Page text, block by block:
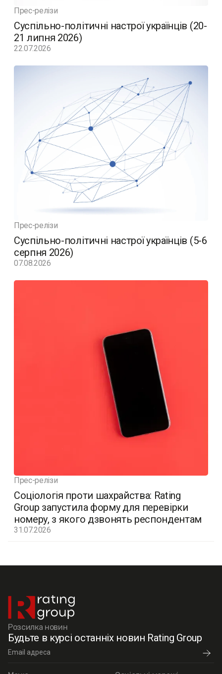
Прес-релізи
Суспільно-політичні настрої українців (20-
21 липня 2026)
22.07.2026
Прес-релізи
Суспільно-політичні настрої українців (5-6
серпня 2026)
07.08.2026
Прес-релізи
Соціологія проти шахрайства: Rating
Group запустила форму для перевірки
номеру, з якого дзвонять респондентам
31.07.2026
Розсилка новин
Будьте в курсі останніх новин Rating Group